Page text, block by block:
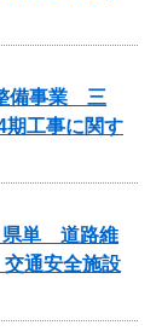
備事業 三
工事に関す
県単 道路維
通安全施設